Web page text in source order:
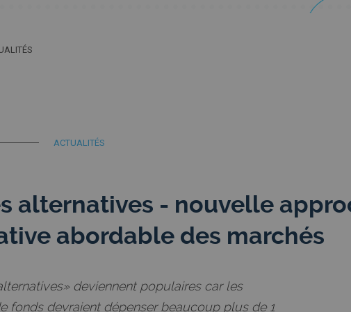
ACTUALITÉS
alternatives - nouvelle
abordable des marchés
deviennent populaires car les
fonds devraient dépenser beaucoup plus de 1